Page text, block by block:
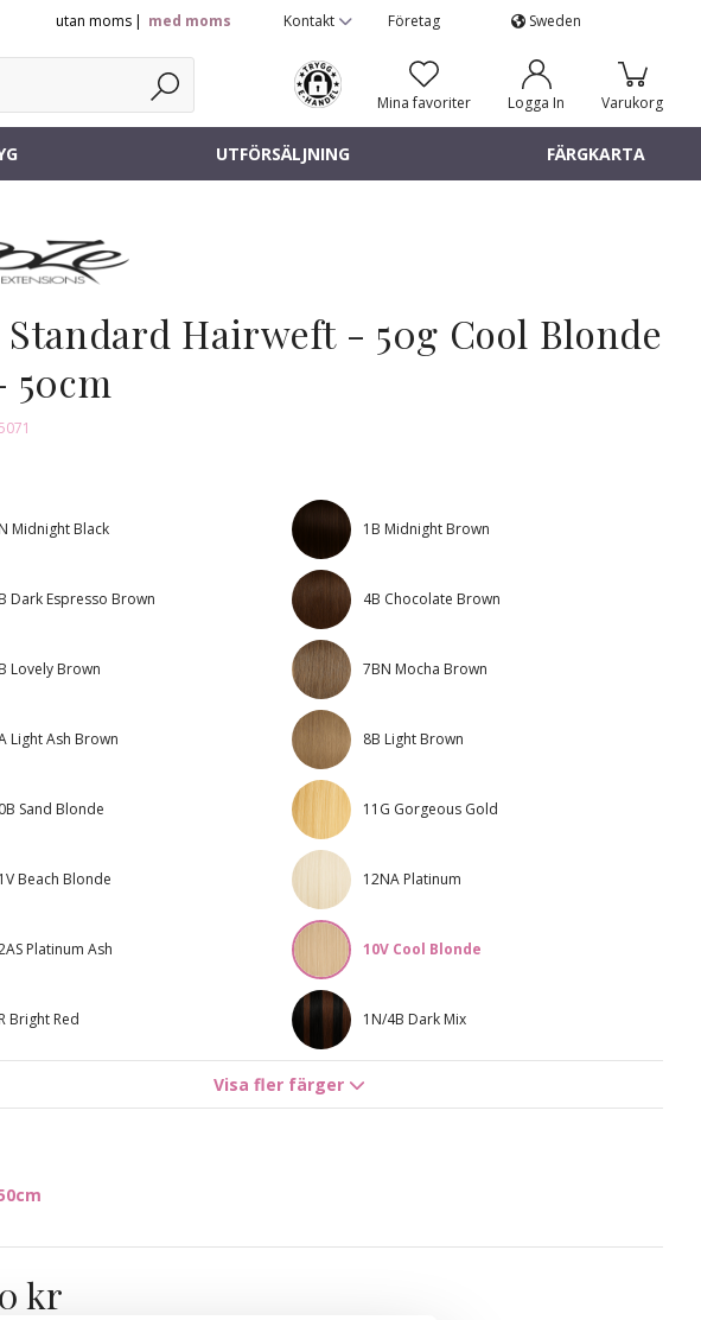
utan moms med moms Kontakt Företag Sweden
Varukorg
Logga In
Mina favoriter
UTFÖRSÄLJNING FÄRGKARTA
Standard Hairweft - 50g Cool Blonde
50cm
Midnight Black 1B Midnight Brown
Dark Espresso Brown 4B Chocolate Brown
Lovely Brown 7BN Mocha Brown
Light Ash Brown 8B Light Brown
Sand Blonde 11G Gorgeous Gold
Beach Blonde 12NA Platinum
Platinum Ash 10V Cool Blonde
Bright Red 1N/4B Dark Mix
8B/11G Whipped Cream Blonde
12AS Ash Mix
12NA Sunkissed Beige
Visa fler färger
kr